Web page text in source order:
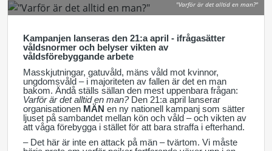
"Varför är det alltid en man?"
Kampanjen lanseras den 21:a april - ifrågasätter
våldsnormer och belyser vikten av
våldsförebyggande arbete
Masskjutningar, gatuvåld, mäns våld mot kvinnor,
ungdomsvåld – i majoriteten av fallen är det en man
bakom. Ändå ställs sällan den mest uppenbara frågan:
Varför är det alltid en man?Den 21:a april lanserar
organisationen MÄN en ny nationell kampanj som sätter
ljuset på sambandet mellan kön och våld – och vikten av
att våga förebygga i stället för att bara straffa i efterhand.
– Det här är inte en attack på män – tvärtom. Vi måste